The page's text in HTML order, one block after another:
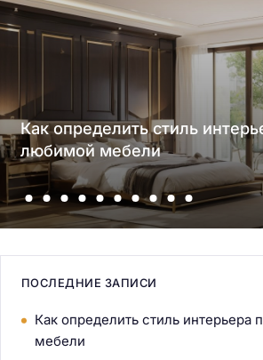
Как определить стиль
любимой мебели
ПОСЛЕДНИЕ ЗАПИСИ
Как определить стиль интерьера
мебели